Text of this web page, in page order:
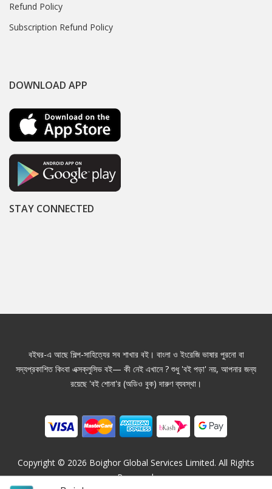
Refund Policy
Subscription Refund Policy
DOWNLOAD APP
STAY CONNECTED
বইঘর-এ আছে শিল্প-সাহিত্যের সব শাখার বই। বাংলা ও ইংরেজি ভাষার পুরনো বা
সদ্যপ্রকাশিত কিংবা এক্সক্লুসিভ বই— কী নেই এখানে ? শুধু 'বই পড়া' নয়, আপনার জন্য
রয়েছে 'বই শোনা'র (অডিও বুক) দারুণ ব্যবস্থা।
Copyright © 2026 Boighor Global Services Limited. All Rights
Reserved.